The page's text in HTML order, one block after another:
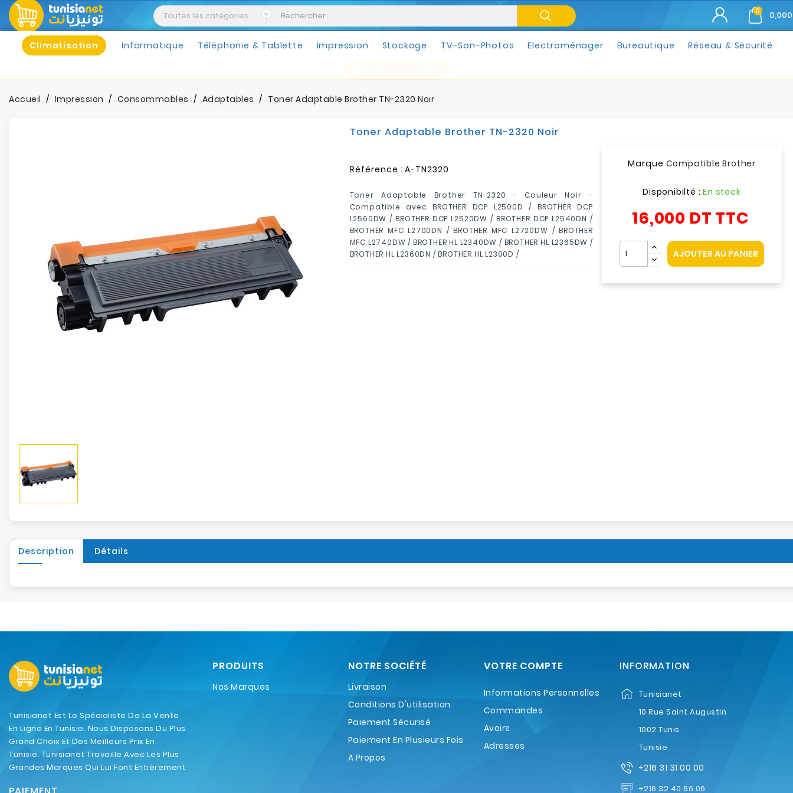
0
Climatisation Informatique Téléphonie & Tablette Impression Stockage TV-Son-Photos Electroménager Bureautique Réseau & Sécurité
Accueil Impression Consommables Adaptables Toner Adaptable Brother TN-2320 Noir
Toner Adaptable Brother TN-2320 Noir
Référence : A-TN2320
Toner Adaptable Brother TN-2320 - Couleur Noir -
Compatible avec BROTHER DCP L2500D / BROTHER DCP
L2560DW / BROTHER DCP L2520DW / BROTHER DCP L2540DN /
BROTHER MFC L2700DN / BROTHER MFC L2720DW / BROTHER
MFC L2740DW / BROTHER HL L2340DW / BROTHER HL L2365DW /
BROTHER HL L2360DN / BROTHER HL L2300D /
Marque Compatible Brother
Disponibilté :En stock
16,000 DT TTC
AJOUTER AU PANIER
Description Détails
Tunisianet Est Le Spécialiste De La Vente
En Ligne En Tunisie. Nous Disposons Du Plus
Grand Choix Et Des Meilleurs Prix En
Tunisie. Tunisianet Travaille Avec Les Plus
Grandes Marques Qui Lui Font Entièrement
PRODUITS
Nos Marques
NOTRE SOCIÉTÉ
Livraison
Conditions D'utilisation
Paiement Sécurisé
Paiement En Plusieurs Fois
A Propos
VOTRE COMPTE
Informations Personnelles
Commandes
Avoirs
Adresses
INFORMATION
Tunisianet
10 Rue Saint Augustin
1002 Tunis
Tunisie
+216 31 31 00 00
+216 32 40 66 06